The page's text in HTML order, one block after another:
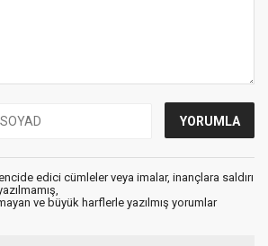
edici cümleler veya imalar, inançlara saldırı
ve büyük harflerle yazılmış yorumlar